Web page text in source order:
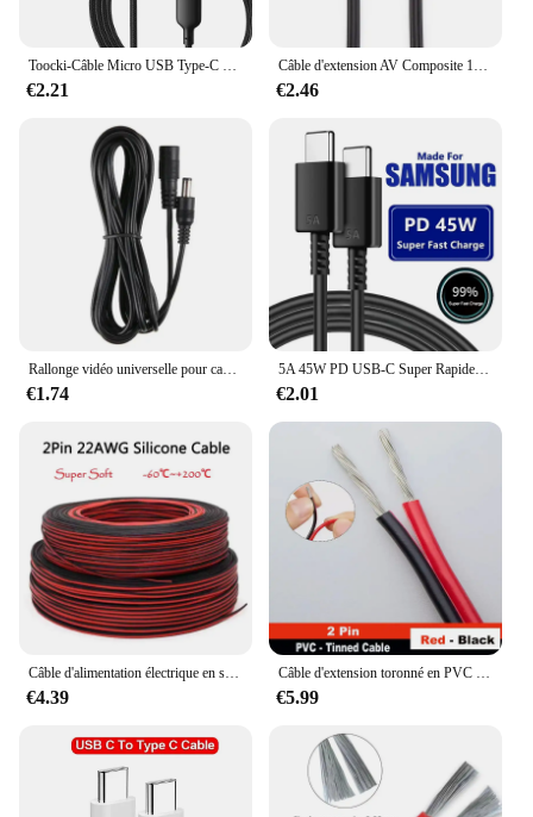
Toocki-Câble Micro USB Type-C 3 en 1 Snap100 W, Cordon de Charge pour iPhone 14, 13, 12, Huawei Honor, Xiaomi 13, ViVo, Oppo, Transfert de Données
€2.21
Câble d'extension AV Composite 1M/1.5M/3M, 3 connecteurs RCA mâle à 3 RCA mâle femelle, Audio vidéo
€2.46
Rallonge vidéo universelle pour caméra de sécurité, câble d'extension d'alimentation, mâle à femelle, DC 12V, 20m, 5.5mm x 2.1mm
€1.74
5A 45W PD USB-C Super Rapide Charge Type-C Câble pour Samsung S21 FE S22 Plus S23 S24 Ultra Note 20 A14 A15 A33 A34 A53 A54 A55
€2.01
€4.39 €5.99